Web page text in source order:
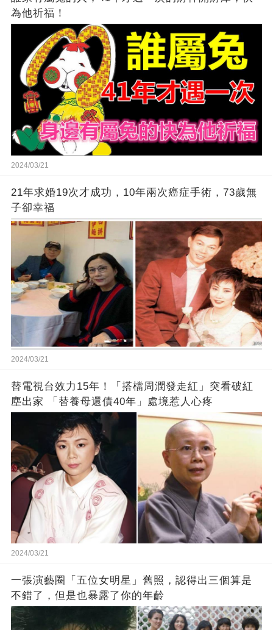
為他祈福！
2024/03/21
21年求婚19次才成功，10年兩次癌症手術，73歲無
子卻幸福
2024/03/21
替電視台效力15年！「搭檔周潤發走紅」突看破紅
塵出家 「替養母還債40年」處境惹人心疼
2024/03/21
一張演藝圈「五位女明星」舊照，認得出三個算是
不錯了，但是也暴露了你的年齡